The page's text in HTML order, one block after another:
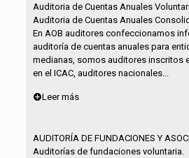
Auditoria de Cuentas Anuales
Auditoria de Cuentas Anuales
En AOB auditores confeccionamos
auditoría de cuentas anuales para
medianas, somos auditores inscritos
en el ICAC, auditores nacionales...
Leer más
AUDITORÍA DE FUNDACIONES Y
Auditorías de fundaciones voluntaria.